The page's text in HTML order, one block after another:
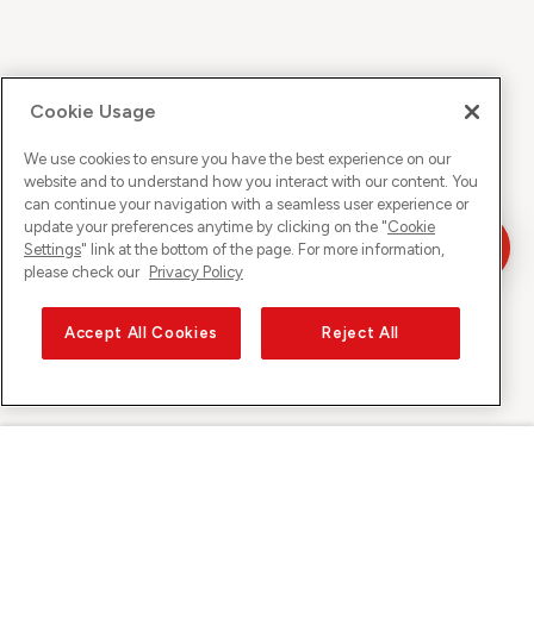
Cookie Usage
We use cookies to ensure you have the best experience on our
website and to understand how you interact with our content. You
can continue your navigation with a seamless user experience or
update your preferences anytime by clicking on the "Cookie
Settings" link at the bottom of the page. For more information,
please check our Privacy Policy
Accept All Cookies Reject All